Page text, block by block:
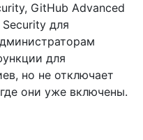
GitHub Advanced
для
для
но не отключает
они уже включены.